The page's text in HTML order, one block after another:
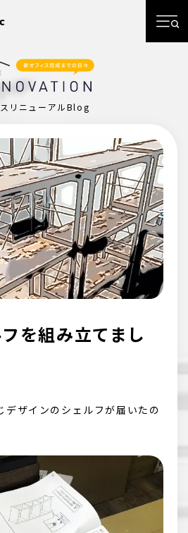
リニューアルBlog
を組み立てまし
デザインのシェルフが届いたの